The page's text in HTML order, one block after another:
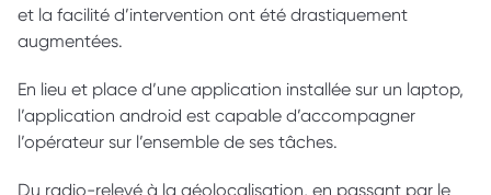
et la facilité d’intervention ont été drastiquement
augmentées.
En lieu et place d’une application installée sur un laptop,
l’application android est capable d’accompagner
l’opérateur sur l’ensemble de ses tâches.
Du radio-relevé à la géolocalisation, en passant par le